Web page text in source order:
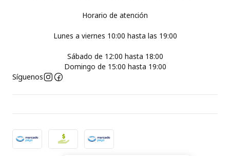
Horario de atención
Lunes a viernes 10:00 hasta las 19:00
Sábado de 12:00 hasta 18:00
Domingo de 15:00 hasta 19:00
Síguenos